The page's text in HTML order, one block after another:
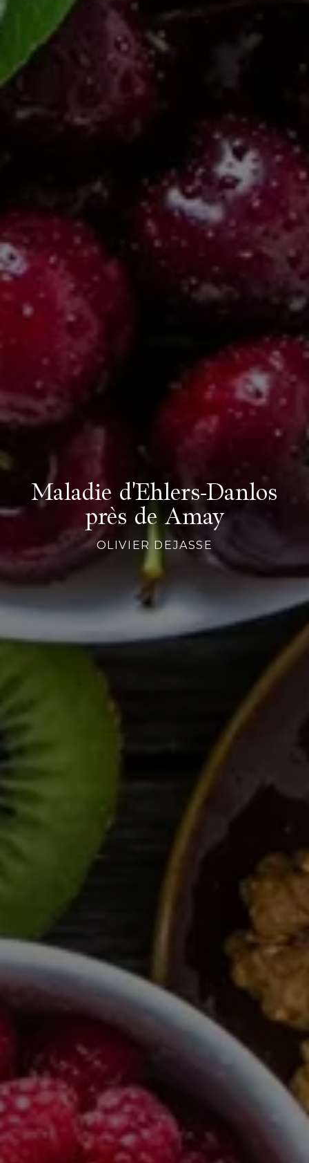
Maladie d'Ehlers-Danlos
près de Amay
OLIVIER DEJASSE